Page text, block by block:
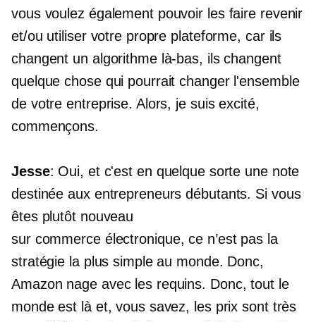
vous voulez également pouvoir les faire revenir
et/ou utiliser votre propre plateforme, car ils
changent un algorithme là-bas, ils changent
quelque chose qui pourrait changer l'ensemble
de votre entreprise. Alors, je suis excité,
commençons.
Jesse: Oui, et c'est en quelque sorte une note
destinée aux entrepreneurs débutants. Si vous
êtes plutôt nouveau
sur commerce électronique, ce n’est pas la
stratégie la plus simple au monde. Donc,
Amazon nage avec les requins. Donc, tout le
monde est là et, vous savez, les prix sont très